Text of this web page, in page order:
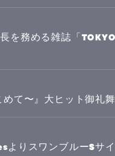
を務める雑誌「
て〜』大ヒット御礼
りスワンブルーSサ